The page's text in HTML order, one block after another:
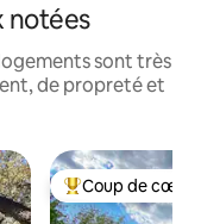
notées
sont très
de propreté et
Coups de cœur
Coup de cœur